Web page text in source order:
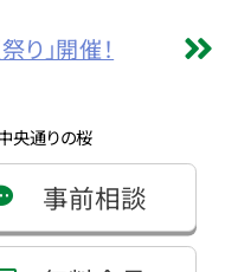
」開催！
央通りの桜
事前相談